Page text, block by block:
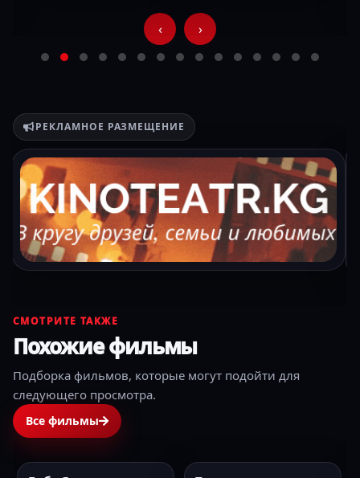
‹ ›
РЕКЛАМНОЕ РАЗМЕЩЕНИЕ
СМОТРИТЕ ТАКЖЕ
Похожие фильмы
Подборка фильмов, которые могут подойти для
следующего просмотра.
Все фильмы